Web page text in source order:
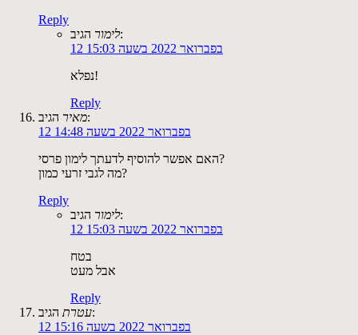
Reply
לימורהגיב:
12 בפברואר 2022 בשעה 15:03
נפלא!
Reply
מאירהגיב:
12 בפברואר 2022 בשעה 14:48
האם אפשר להוסיף לדעתך לימון פרסי?
מה לגבי זרעי כמון?
Reply
לימורהגיב:
12 בפברואר 2022 בשעה 15:03
בטח
אבל מעט
Reply
עטרתהגיב:
12 בפברואר 2022 בשעה 15:16